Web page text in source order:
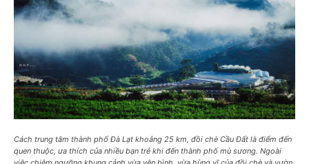
Cách trung tâm thành phố Đà Lạt khoảng 25 km, đồi chè Cầu Đất là điểm đến
quen thuộc, ưa thích của nhiều bạn trẻ khi đến thành phố mù sương. Ngoài